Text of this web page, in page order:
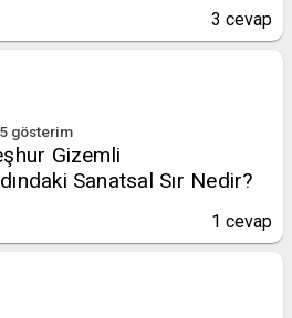
3 cevap
gösterim
Gizemli
Sanatsal Sır Nedir?
1 cevap